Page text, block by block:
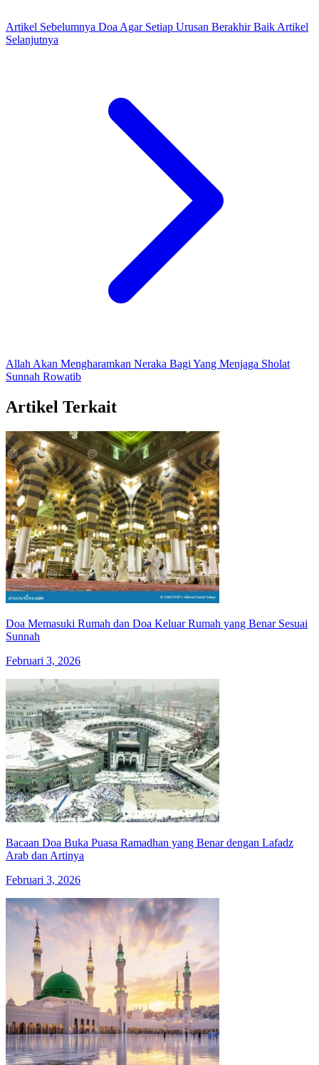
Artikel Sebelumnya Doa Agar Setiap Urusan Berakhir Baik Artikel
Selanjutnya
Allah Akan Mengharamkan Neraka Bagi Yang Menjaga Sholat
Sunnah Rowatib
Artikel Terkait
Doa Memasuki Rumah dan Doa Keluar Rumah yang Benar Sesuai
Sunnah
Februari 3, 2026
Bacaan Doa Buka Puasa Ramadhan yang Benar dengan Lafadz
Arab dan Artinya
Februari 3, 2026